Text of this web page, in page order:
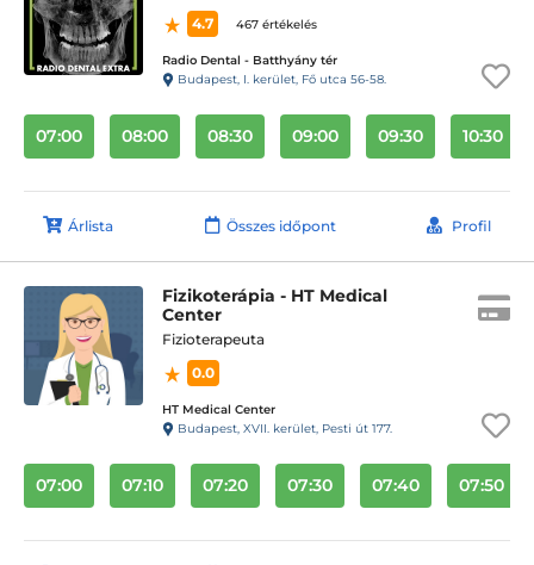
4.7 467 értékelés
Radio Dental - Batthyány tér
Budapest, I. kerület, Fő utca 56-58.
07:00 08:00 08:30 09:00 09:30 10:30
Árlista Összes időpont Profil
Fizikoterápia - HT Medical
Center
Fizioterapeuta
0.0
HT Medical Center
Budapest, XVII. kerület, Pesti út 177.
07:00 07:10 07:20 07:30 07:40 07:50